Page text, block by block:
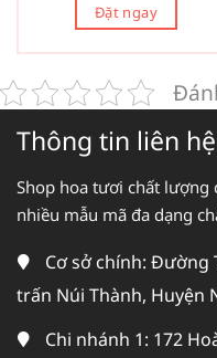
Đặt ngay
Thông tin liên hệ
Shop hoa tươi chất
nhiều mẫu mã đa dạng
Cơ sở chính: Đường
trấn Núi Thành, Huyện
Chi nhánh 1: 172